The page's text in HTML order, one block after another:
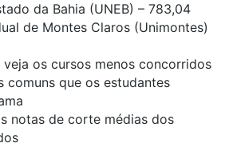
da Bahia (UNEB) – 783,04
de Montes Claros (Unimontes)
veja os cursos menos concorridos
comuns que os estudantes
notas de corte médias dos